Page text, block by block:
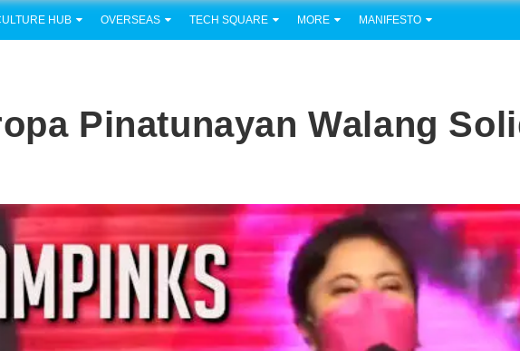
HUB OVERSEAS TECH SQUARE MORE MANIFESTO
Pinatunayan Walang